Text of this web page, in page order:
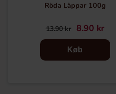
Röda Läppar 100g
13.90 kr 8.90 kr
Køb